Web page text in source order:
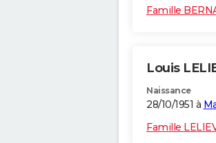
Famille
Louis
Naissance
28/10/1951 à
Famille